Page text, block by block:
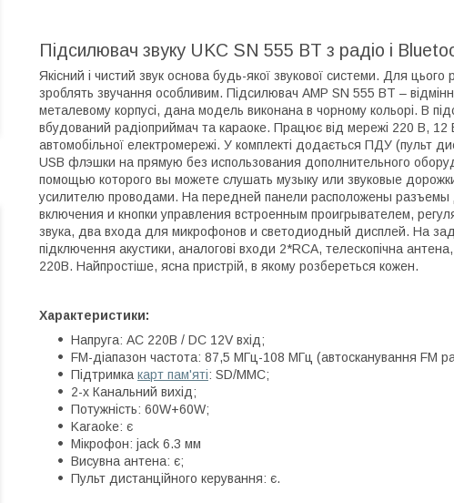
Підсилювач звуку UKC SN 555 BT з радіо і
Якісний і чистий звук основа будь-якої звукової системи. Для цього
зроблять звучання особливим. Підсилювач AMP SN 555 BT –
металевому корпусі, дана модель виконана в чорному кольорі. В
вбудований радіоприймач та караоке. Працює від мережі 220 В, 12
автомобільної електромережі. У комплекті додається ПДУ (пульт
USB флэшки на прямую без использования дополнительного
помощью которого вы можете слушать музыку или звуковые
усилителю проводами. На передней панели расположены разъемы
включения и кнопки управления встроенным проигрывателем,
звука, два входа для микрофонов и светодиодный дисплей. На
підключення акустики, аналогові входи 2*RCA, телескопічна
220В. Найпростіше, ясна пристрій, в якому розбереться кожен.
Характеристики:
Напруга: AC 220В / DC 12V вхід;
FM-діапазон частота: 87,5 МГц-108 МГц (автосканування FM
Підтримка карт пам'яті: SD/MMC;
2-х Канальний вихід;
Потужність: 60W+60W;
Karaoke: є
Мікрофон: jack 6.3 мм
Висувна антена: є;
Пульт дистанційного керування: є.